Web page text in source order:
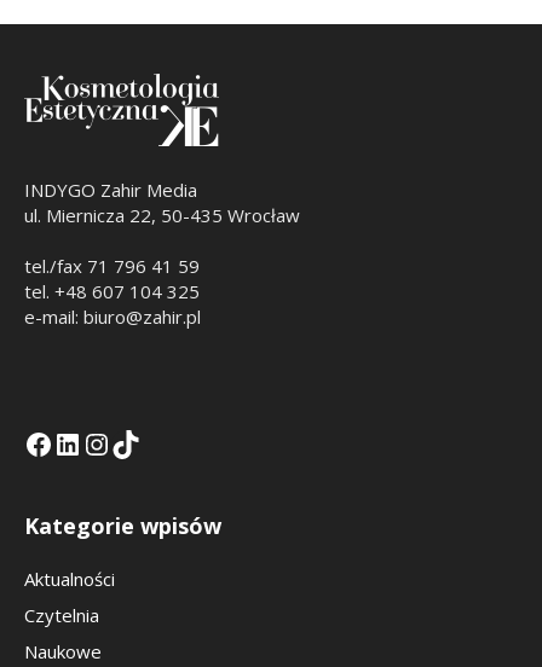
INDYGO Zahir Media
ul. Miernicza 22, 50-435 Wrocław
tel./fax 71 796 41 59
tel. +48 607 104 325
e-mail: biuro@zahir.pl
Facebook
LinkedIn
Tik Tok KEInstagramm KE
Kategorie wpisów
Aktualności
Czytelnia
Naukowe